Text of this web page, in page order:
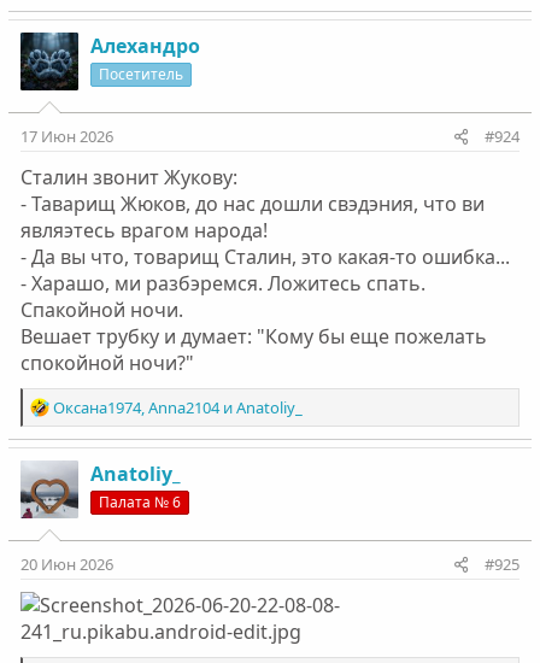
Алехандро
Посетитель
17 Июн 2026 #924
Сталин звонит Жукову:
- Таварищ Жюков, до нас дошли свэдэния, что ви
являэтесь врагом народа!
- Да вы что, товарищ Сталин, это какая-то ошибка...
- Харашо, ми разбэремся. Ложитесь спать.
Спакойной ночи.
Вешает трубку и думает: "Кому бы еще пожелать
спокойной ночи?"
Р
е
а
к
ц
и
и
:
Оксана1974,Anna2104иAnatoliy_
Anatoliy_
Палата № 6
20 Июн 2026 #925